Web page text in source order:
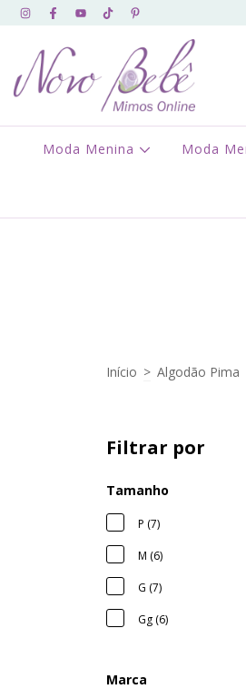
Moda Menina Moda
Início > Algodão Pima
Filtrar por
Tamanho
P (7)
M (6)
G (7)
Gg (6)
Marca